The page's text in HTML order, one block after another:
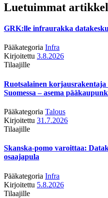
Luetuimmat
GRK:lle infraurakka
Pääkategoria Infra
Kirjoitettu 3.8.2026
Tilaajille
Ruotsalainen
Suomessa – asema
Pääkategoria Talous
Kirjoitettu 31.7.2026
Tilaajille
Skanska-pomo varoittaa:
osaajapula
Pääkategoria Infra
Kirjoitettu 5.8.2026
Tilaajille